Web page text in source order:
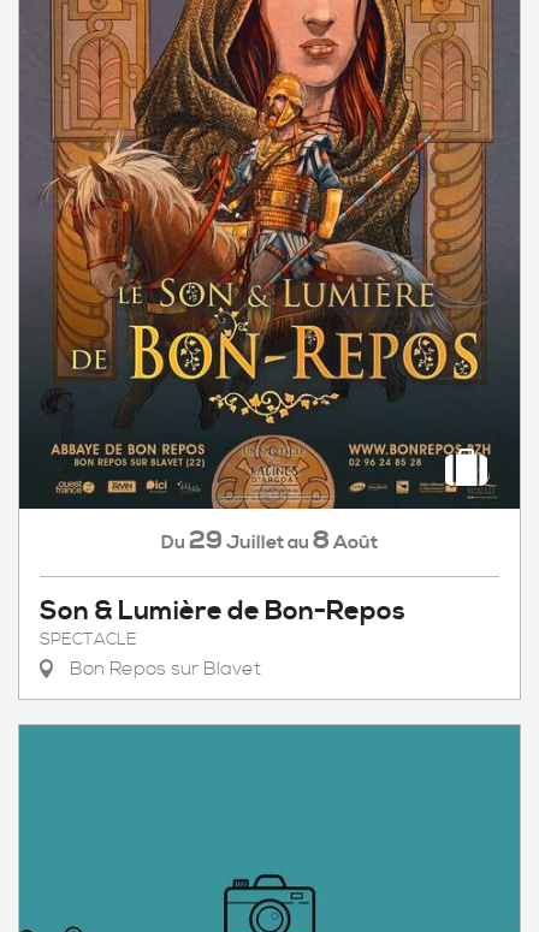
Du 29 Juilletau 8 Août
Son & Lumière de Bon-Repos
SPECTACLE
Bon Repos sur Blavet